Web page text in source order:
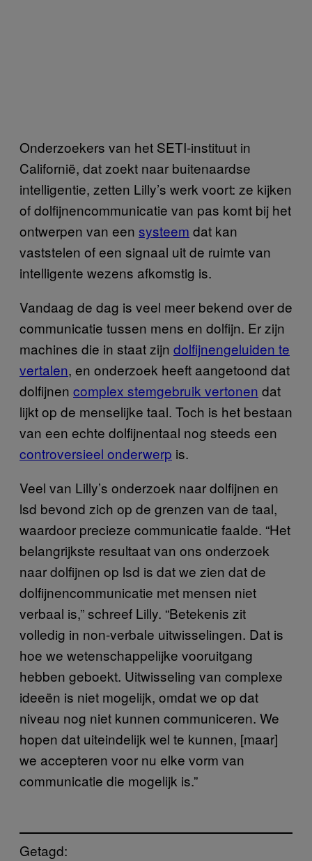
Onderzoekers van het SETI-instituut in
Californië, dat zoekt naar buitenaardse
intelligentie, zetten Lilly’s werk voort: ze kijken
of dolfijnencommunicatie van pas komt bij het
ontwerpen van een systeem dat kan
vaststelen of een signaal uit de ruimte van
intelligente wezens afkomstig is.
Vandaag de dag is veel meer bekend over de
communicatie tussen mens en dolfijn. Er zijn
machines die in staat zijn dolfijnengeluiden te
vertalen, en onderzoek heeft aangetoond dat
dolfijnen complex stemgebruik vertonen dat
lijkt op de menselijke taal. Toch is het bestaan
van een echte dolfijnentaal nog steeds een
controversieel onderwerp is.
Veel van Lilly’s onderzoek naar dolfijnen en
lsd bevond zich op de grenzen van de taal,
waardoor precieze communicatie faalde. “Het
belangrijkste resultaat van ons onderzoek
naar dolfijnen op lsd is dat we zien dat de
dolfijnencommunicatie met mensen niet
verbaal is,” schreef Lilly. “Betekenis zit
volledig in non-verbale uitwisselingen. Dat is
hoe we wetenschappelijke vooruitgang
hebben geboekt. Uitwisseling van complexe
ideeën is niet mogelijk, omdat we op dat
niveau nog niet kunnen communiceren. We
hopen dat uiteindelijk wel te kunnen, [maar]
we accepteren voor nu elke vorm van
communicatie die mogelijk is.”
Getagd: